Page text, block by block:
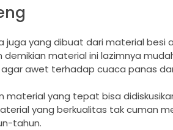
juga yang dibuat dari material besi
demikian material ini lazimnya
awet terhadap cuaca panas
material yang tepat bisa
yang berkualitas tak cuman
tahun.